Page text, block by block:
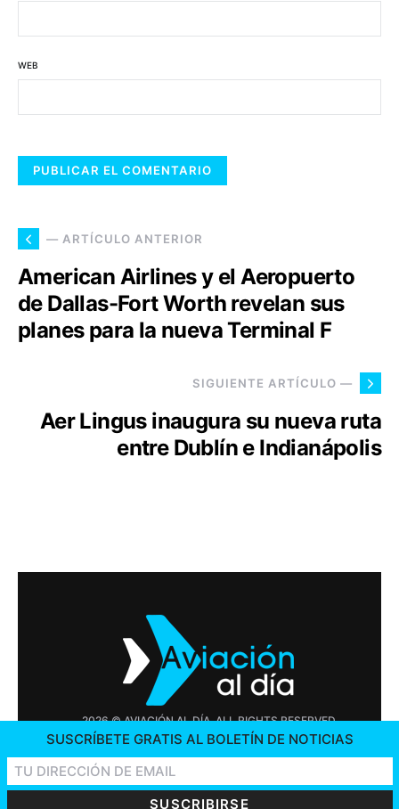
WEB
— ARTÍCULO ANTERIOR
American Airlines y el Aeropuerto
de Dallas-Fort Worth revelan sus
planes para la nueva Terminal F
SIGUIENTE ARTÍCULO —
Aer Lingus inaugura su nueva ruta
entre Dublín e Indianápolis
2026 © AVIACIÓN AL DÍA. ALL RIGHTS RESERVED
OFERTAS DE TRABAJO
SUSCRÍBETE GRATIS AL BOLETÍN DE NOTICIAS